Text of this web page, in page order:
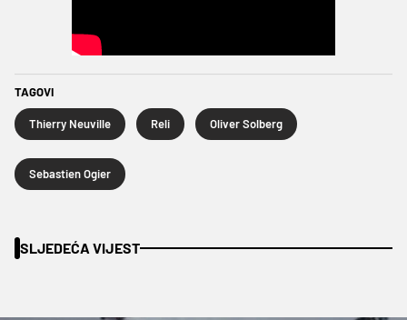
TAGOVI
Thierry Neuville Reli Oliver Solberg
Sebastien Ogier
SLJEDEĆA VIJEST